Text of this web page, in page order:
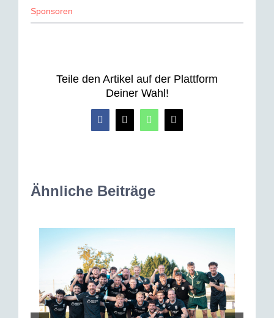
Sponsoren
Teile den Artikel auf der Plattform
Deiner Wahl!
Facebook
X WhatsApp
E-
Mail
Ähnliche Beiträge